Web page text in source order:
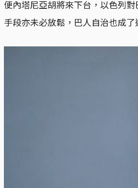
便內塔尼亞胡將來下台，以色列
手段亦未必放鬆，巴人自治也成了